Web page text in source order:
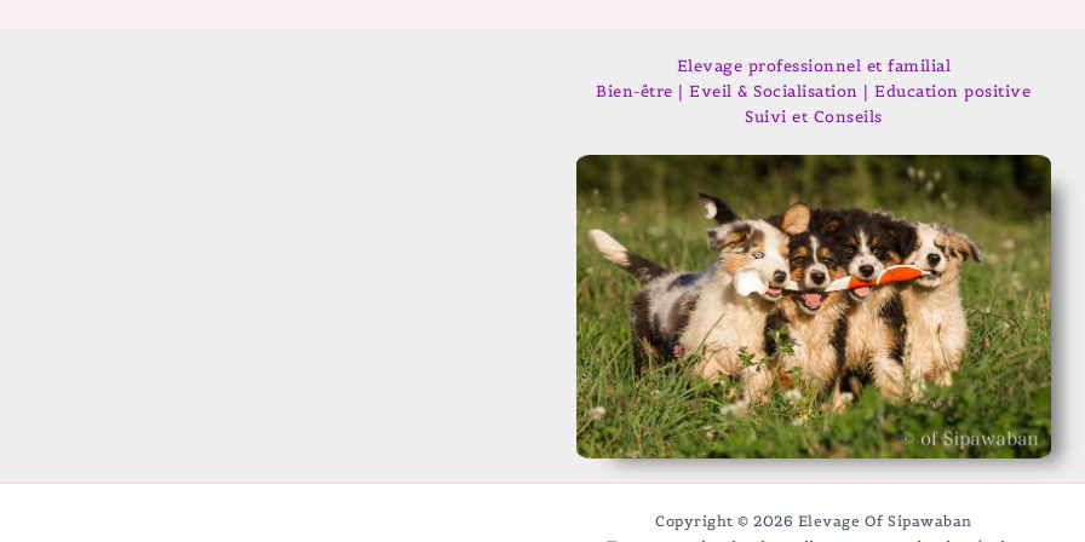
Elevage professionnel et familial
Bien-être | Eveil & Socialisation | Education positive
Suivi et Conseils
Copyright © 2026 Elevage Of Sipawaban